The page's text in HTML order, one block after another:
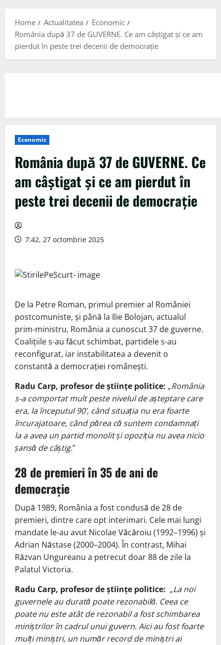
Home Actualitatea
Economic
România după 37 de GUVERNE. Ce am câștigat și ce am
pierdut în peste trei decenii de democrație
Economic
România după 37 de GUVERNE. Ce
am câștigat și ce am pierdut în
peste trei decenii de democrație
7:42, 27 octombrie 2025
De la Petre Roman, primul premier al României
postcomuniste, și până la Ilie Bolojan, actualul
prim-ministru, România a cunoscut 37 de guverne.
Coalițiile s-au făcut schimbat, partidele s-au
reconfigurat, iar instabilitatea a devenit o
constantă a democrației românești.
Radu Carp, profesor deștiințe politice: „România
s-a comportat mult peste nivelul de așteptare care
era, la începutul 90’, când situația nu era foarte
încurajatoare, când părea că suntem condamnați
la a avea un partid monolit și opoziția nu avea nicio
șansă de câștig.”
28 de premieri în 35 de ani de
democrație
După 1989, România a fost condusă de 28 de
premieri, dintre care opt interimari. Cele mai lungi
mandate le-au avut Nicolae Văcăroiu (1992–1996) și
Adrian Năstase (2000–2004). În contrast, Mihai
Răzvan Ungureanu a petrecut doar 88 de zile la
Palatul Victoria.
Radu Carp, profesor deștiințe politice: „La noi
guvernele au durată poate rezonabilă. Ceea ce
poate nu este atât de rezonabil a fost schimbarea
miniștrilor în cadrul unui guvern. Aici au fost foarte
mulți miniștri, un număr record de miniștri ai